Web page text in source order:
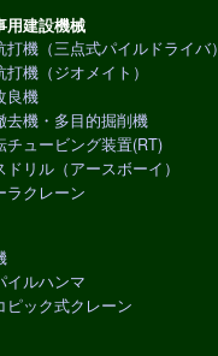
用建設機械
打機（三点式パイルドライバ）
打機（ジオメイト）
良機
去機・多目的掘削機
チュービング装置(RT)
ドリル（アースボーイ）
ラクレーン
イルハンマ
ピック式クレーン